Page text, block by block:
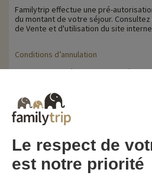
Familytrip effectue une pré-
du montant de votre séjour.
de Vente et d'utilisation du site
Conditions d’annulation
Le solde de la réservation est dû au
de la réservation par e-mail 35 jours
Les pénalités d'annulation sont
suivant :
• Annulation 30 jours ou plus avant la
annulation gratuite
• Annulation moins de 30 jours avant
100 % du prix du séjour est dû
Familytrip vous conseille de souscrire
Le respect de
est notre priorité